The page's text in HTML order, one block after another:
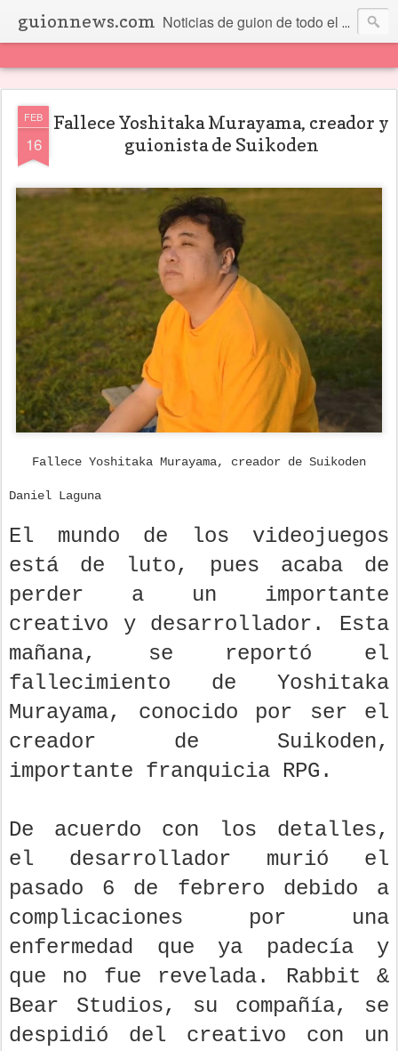
guionnews.com Noticias de guion de todo el mundo... Y más.
FEB
16
Fallece Yoshitaka Murayama, creador y
guionista de Suikoden
Fallece Yoshitaka Murayama, creador de Suikoden
Daniel Laguna
El mundo de los videojuegos
está de luto, pues acaba de
perder a un importante
creativo y desarrollador. Esta
mañana, se reportó el
fallecimiento de Yoshitaka
Murayama, conocido por ser el
creador de Suikoden,
importante franquicia RPG.
De acuerdo con los detalles,
el desarrollador murió el
pasado 6 de febrero debido a
complicaciones por una
enfermedad que ya padecía y
que no fue revelada. Rabbit &
Bear Studios, su compañía, se
despidió del creativo con un